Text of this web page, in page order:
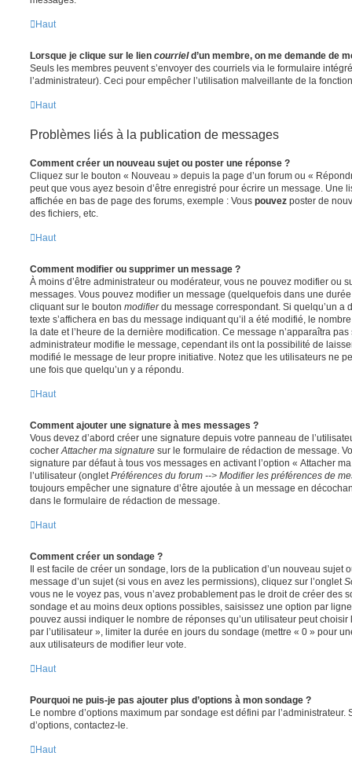
Haut
Lorsque je clique sur le lien courrield’un membre, on me demande de
Seuls les membres peuvent s’envoyer des courriels via le formulaire
l’administrateur). Ceci pour empêcher l’utilisation malveillante de la
Haut
Problèmes liés à la publication de messages
Comment créer un nouveau sujet ou poster une réponse ?
Cliquez sur le bouton « Nouveau » depuis la page d’un forum ou «
peut que vous ayez besoin d’être enregistré pour écrire un message. Une
affichée en bas de page des forums, exemple : Vous pouvez poster de
des fichiers, etc.
Haut
Comment modifier ou supprimer un message ?
À moins d’être administrateur ou modérateur, vous ne pouvez modifier ou
messages. Vous pouvez modifier un message (quelquefois dans une
cliquant sur le bouton modifierdu message correspondant. Si quelqu’un a
texte s’affichera en bas du message indiquant qu’il a été modifié, le
la date et l’heure de la dernière modification. Ce message n’apparaîtra
administrateur modifie le message, cependant ils ont la possibilité de
modifié le message de leur propre initiative. Notez que les utilisateurs ne
une fois que quelqu’un y a répondu.
Haut
Comment ajouter une signature à mes messages ?
Vous devez d’abord créer une signature depuis votre panneau de
cocher Attacher ma signature sur le formulaire de rédaction de message.
signature par défaut à tous vos messages en activant l’option « Attacher
l’utilisateur (onglet Préférences du forum --> Modifier les préférences de
toujours empêcher une signature d’être ajoutée à un message en
dans le formulaire de rédaction de message.
Haut
Comment créer un sondage ?
Il est facile de créer un sondage, lors de la publication d’un nouveau sujet
message d’un sujet (si vous en avez les permissions), cliquez sur l’onglet
vous ne le voyez pas, vous n’avez probablement pas le droit de créer des
sondage et au moins deux options possibles, saisissez une option par
pouvez aussi indiquer le nombre de réponses qu’un utilisateur peut
par l’utilisateur », limiter la durée en jours du sondage (mettre « 0 » pour
aux utilisateurs de modifier leur vote.
Haut
Pourquoi ne puis-je pas ajouter plus d’options à mon sondage ?
Le nombre d’options maximum par sondage est défini par l’administrateur.
d’options, contactez-le.
Haut